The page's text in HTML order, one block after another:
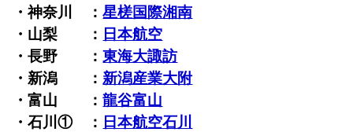
・神奈川 ：星槎国際湘南
・山梨 ： 日本航空
・長野 ：東海大諏訪
・新潟 ： 新潟産業大附
・富山 ：龍谷富山
・石川① ： 日本航空石川